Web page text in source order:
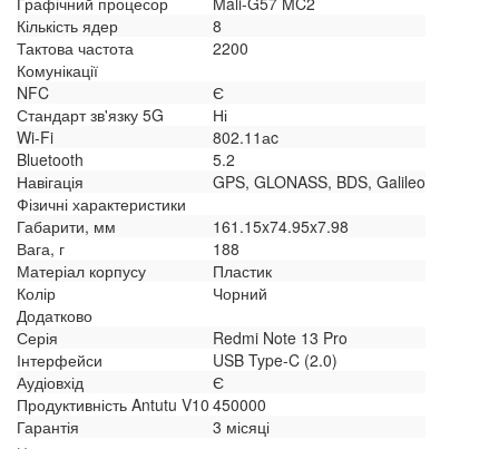
Кількість ядер
8
Тактова частота
2200
Комунікації
NFC
Є
Стандарт зв'язку 5G
Ні
Wi-Fi
802.11аc
Bluetooth
5.2
Навігація
GPS, GLONASS, BDS, Galileo
Фізичні характеристики
Габарити, мм
161.15x74.95x7.98
Вага, г
188
Матеріал корпусу
Пластик
Колір
Чорний
Додатково
Серія
Redmi Note 13 Pro
Інтерфейси
USB Type-C (2.0)
Аудіовхід
Є
Продуктивність Antutu V10 450000
Гарантія
3 місяці